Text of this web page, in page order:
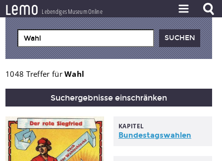
lemo Lebendiges Museum Online
ZEITSTRAHL
THEMEN
ZEITZEUGEN
BESTAND
PROJEKT
1048 Treffer fürWahl
Suchergebnisse einschränken
KAPITEL
Bundestagswahlen